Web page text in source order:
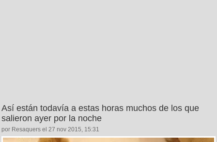
Así están todavía a estas horas muchos de los que
salieron ayer por la noche
por Resaquers el 27 nov 2015, 15:31